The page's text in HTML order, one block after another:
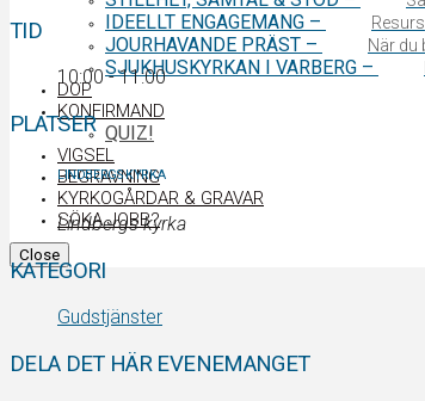
IDEELLT ENGAGEMANG –
JOURHAVANDE PRÄST – När du
SJUKHUSKYRKAN I VARBERG –
DOP
KONFIRMAND
QUIZ!
VIGSEL
BEGRAVNING
KYRKOGÅRDAR & GRAVAR
SÖKA JOBB?
Close
TID
10:00 - 11:00
PLATSER
LINDBERGS KYRKA
Lindbergs kyrka
KATEGORI
Gudstjänster
DELA DET HÄR EVENEMANGET